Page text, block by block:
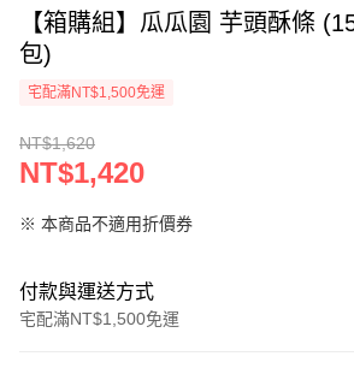
【箱購組】瓜瓜園 芋頭酥條
包)
宅配滿NT$1,500免運
NT$1,620
NT$1,420
※ 本商品不適用折價券
付款與運送方式
宅配滿NT$1,500免運